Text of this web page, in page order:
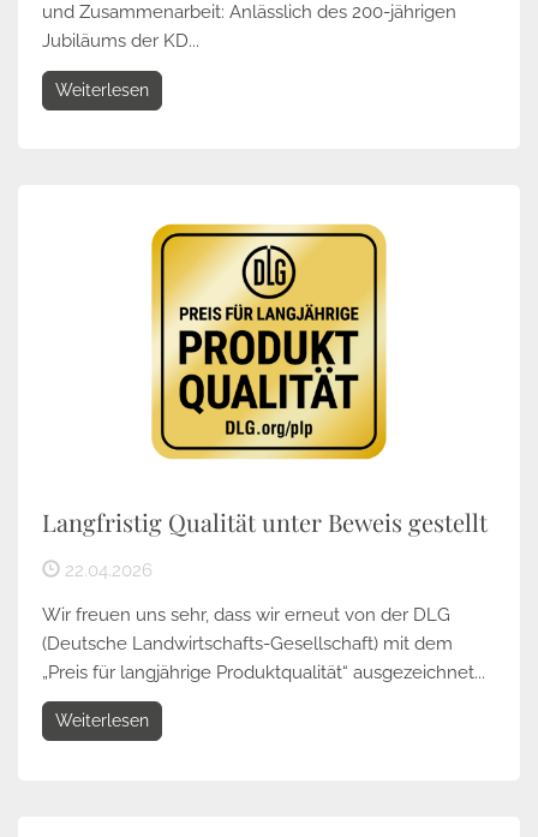
und Zusammenarbeit: Anlässlich des 200-jährigen
Jubiläums der KD...
Weiterlesen
Langfristig Qualität unter Beweis gestellt
22.04.2026
Wir freuen uns sehr, dass wir erneut von der DLG
(Deutsche Landwirtschafts-Gesellschaft) mit dem
„Preis für langjährige Produktqualität“ ausgezeichnet...
Weiterlesen